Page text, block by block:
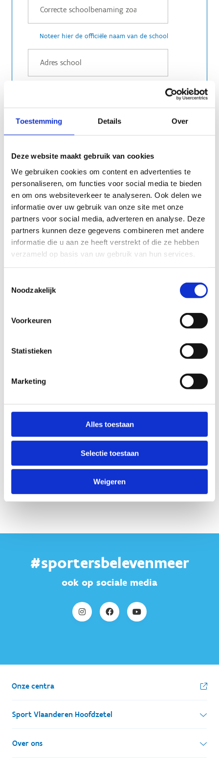
Toestemming Details Over
Deze website maakt gebruik van cookies
We gebruiken cookies om content en advertenties te
personaliseren, om functies voor social media te bieden
en om ons websiteverkeer te analyseren. Ook delen we
informatie over uw gebruik van onze site met onze
partners voor social media, adverteren en analyse. Deze
partners kunnen deze gegevens combineren met andere
informatie die u aan ze heeft verstrekt of die ze hebben
verzameld op basis van uw gebruik van hun services.
Noodzakelijk
Voorkeuren
Statistieken
Marketing
Alles toestaan
Selectie toestaan
Weigeren
Noteer hier de officiële naam van de school
Noteer hier de straatnaam en huisnummer van
Vul hier de postcode en gemeente in
#sportersbelevenmeer
ook op sociale media
Onze centra
Sport Vlaanderen Hoofdzetel
Simon Bolivarlaan 17
1000 Brussel
Over ons